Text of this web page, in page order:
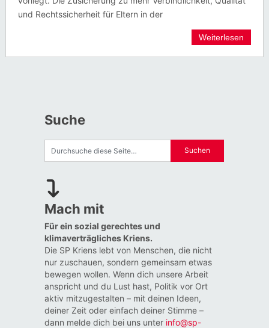
und Rechtssicherheit für Eltern in der
Weiterlesen
Suche
Mach mit
Für ein sozial gerechtes und
klimaverträgliches Kriens.
Die SP Kriens lebt von Menschen, die nicht
nur zuschauen, sondern gemeinsam etwas
bewegen wollen. Wenn dich unsere Arbeit
anspricht und du Lust hast, Politik vor Ort
aktiv mitzugestalten – mit deinen Ideen,
deiner Zeit oder einfach deiner Stimme –
dann melde dich bei uns unter info@sp-